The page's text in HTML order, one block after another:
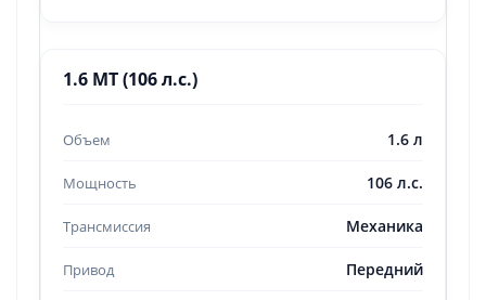
1.6 MT (106 л.с.)
1.6 л
106 л.с.
Механика
Передний